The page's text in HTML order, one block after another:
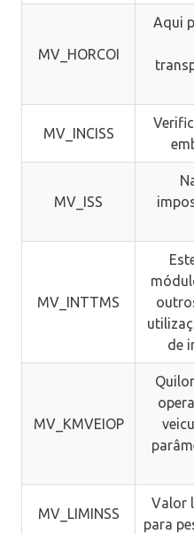
MV_HORCOI
Aqui
MV_INCISS
MV_ISS
MV_INTTMS
de
MV_KMVEIOP
MV_LIMINSS
Valor
para